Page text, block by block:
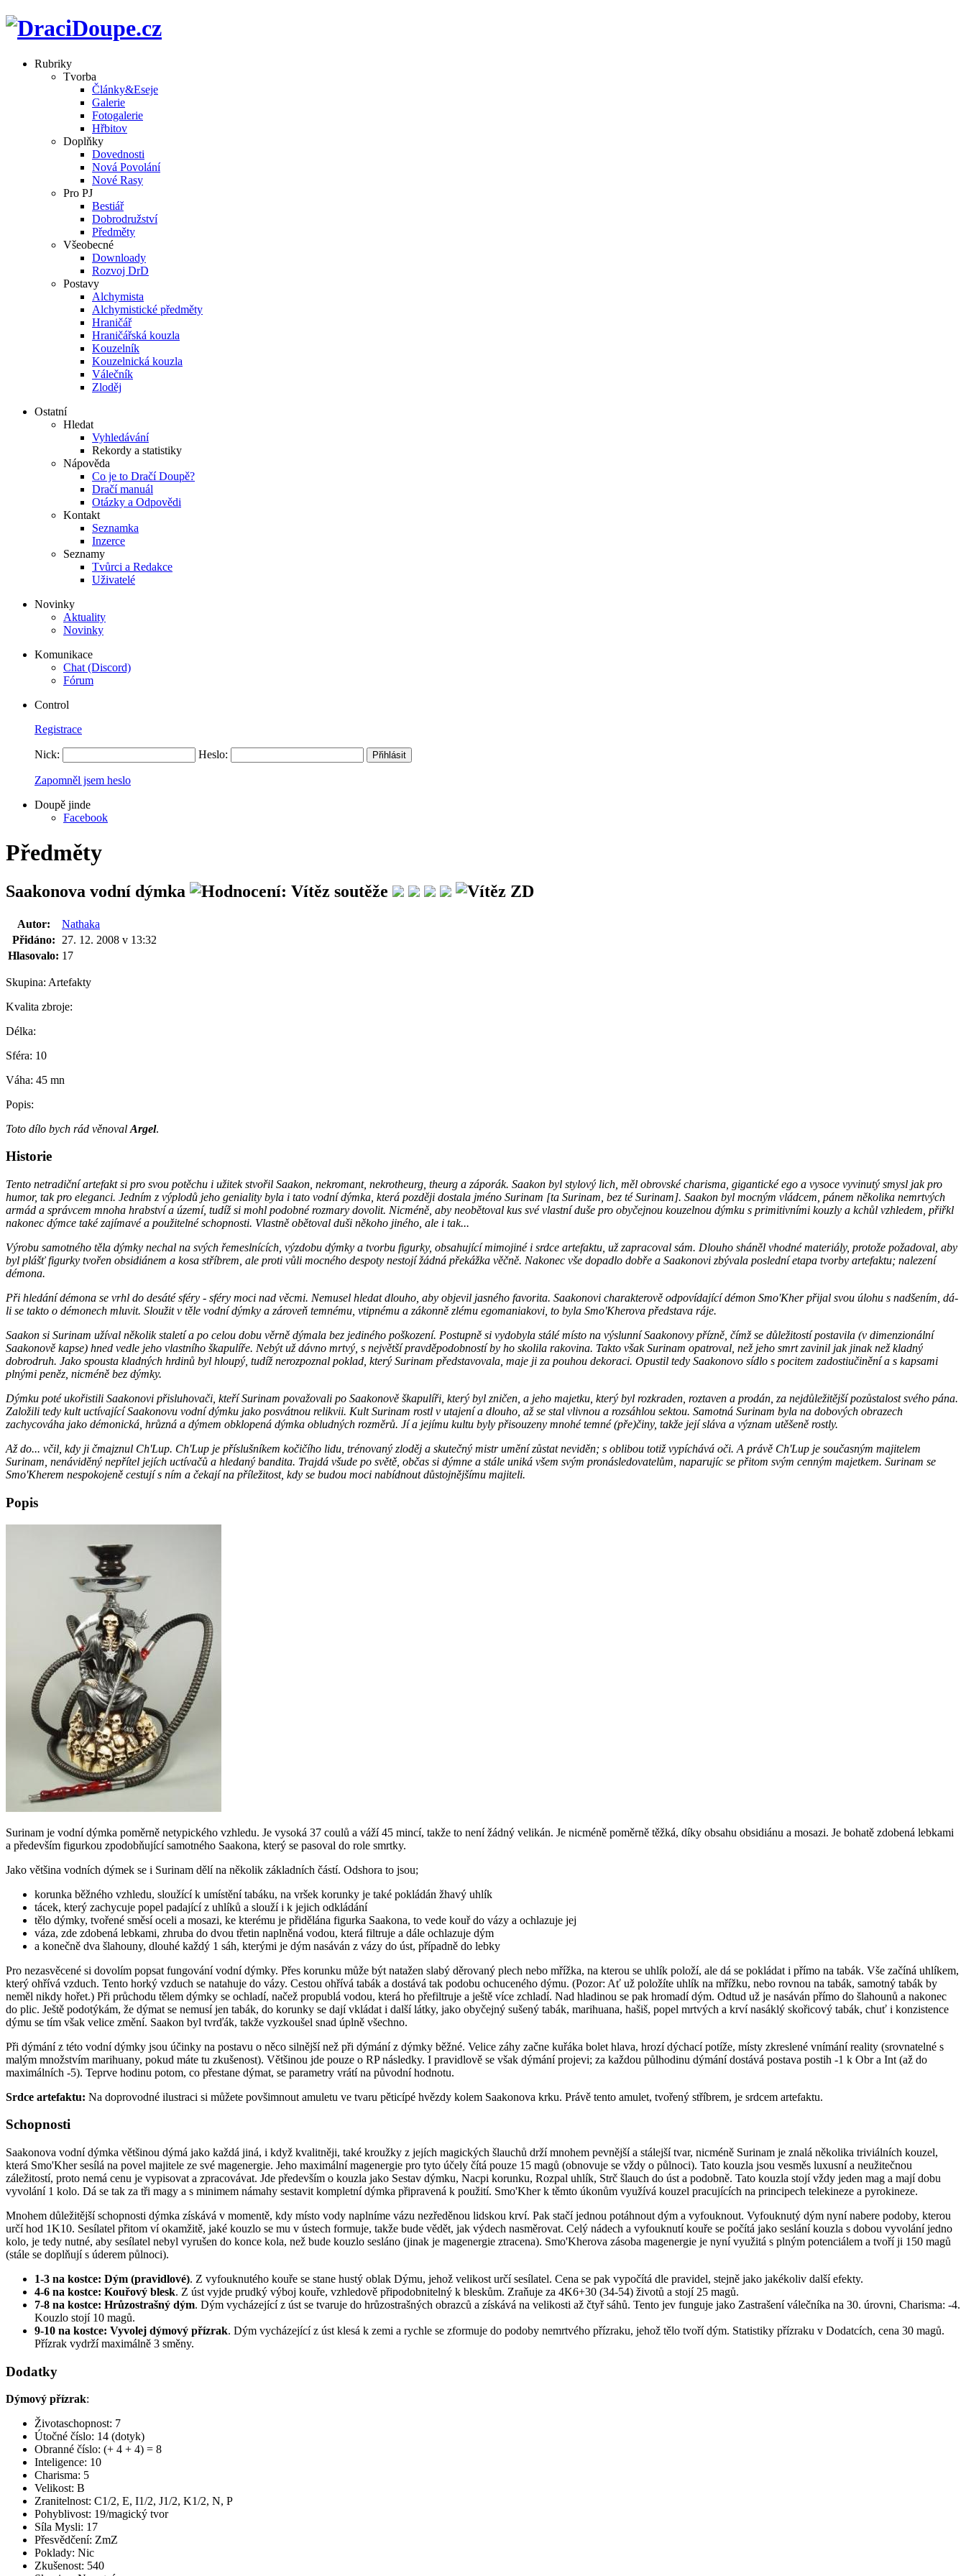
Rubriky
Tvorba
Články&Eseje
Galerie
Fotogalerie
Hřbitov
Doplňky
Dovednosti
Nová Povolání
Nové Rasy
Pro PJ
Bestiář
Dobrodružství
Předměty
Všeobecné
Downloady
Rozvoj DrD
Postavy
Alchymista
Alchymistické předměty
Hraničář
Hraničářská kouzla
Kouzelník
Kouzelnická kouzla
Válečník
Zloděj
Ostatní
Hledat
Vyhledávání
Rekordy a statistiky
Nápověda
Co je to Dračí Doupě?
Dračí manuál
Otázky a Odpovědi
Kontakt
Seznamka
Inzerce
Seznamy
Tvůrci a Redakce
Uživatelé
Novinky
Aktuality
Novinky
Komunikace
Chat (Discord)
Fórum
Control
Registrace
Nick: Heslo:
Zapomněl jsem heslo
Doupě jinde
Facebook
Předměty
Saakonova vodní dýmka
Autor:
Nathaka
Přidáno:
27. 12. 2008 v 13:32
Hlasovalo: 17
Skupina: Artefakty
Kvalita zbroje:
Délka:
Sféra: 10
Váha: 45 mn
Popis:
Toto dílo bych rád věnoval Argel.
Historie
Tento netradiční artefakt si pro svou potěchu i užitek stvořil Saakon, nekromant, nekrotheurg, theurg a záporák. Saakon byl stylový lich, měl obrovské charisma, gigantické ego a vysoce vyvinutý smysl jak pro
humor, tak pro eleganci. Jedním z výplodů jeho geniality byla i tato vodní dýmka, která později dostala jméno Surinam [ta Surinam, bez té Surinam]. Saakon byl mocným vládcem, pánem několika nemrtvých
armád a správcem mnoha hrabství a území, tudíž si mohl podobné rozmary dovolit. Nicméně, aby neobětoval kus své vlastní duše pro obyčejnou kouzelnou dýmku s primitivními kouzly a kchůl vzhledem, přiřkl
nakonec dýmce také zajímavé a použitelné schopnosti. Vlastně obětoval duši někoho jiného, ale i tak...
Výrobu samotného těla dýmky nechal na svých řemeslnících, výzdobu dýmky a tvorbu figurky, obsahující mimojiné i srdce artefaktu, už zapracoval sám. Dlouho sháněl vhodné materiály, protože požadoval, aby
byl plášť figurky tvořen obsidiánem a kosa stříbrem, ale proti vůli mocného despoty nestojí žádná překážka věčně. Nakonec vše dopadlo dobře a Saakonovi zbývala poslední etapa tvorby artefaktu; nalezení
démona.
Při hledání démona se vrhl do desáté sféry - sféry moci nad věcmi. Nemusel hledat dlouho, aby objevil jasného favorita. Saakonovi charakterově odpovídající démon Smo'Kher přijal svou úlohu s nadšením, dá-
li se takto o démonech mluvit. Sloužit v těle vodní dýmky a zároveň temnému, vtipnému a zákonně zlému egomaniakovi, to byla Smo'Kherova představa ráje.
Saakon si Surinam užíval několik staletí a po celou dobu věrně dýmala bez jediného poškození. Postupně si vydobyla stálé místo na výslunní Saakonovy přízně, čímž se důležitostí postavila (v dimenzionální
Saakonově kapse) hned vedle jeho vlastního škapulíře. Nebýt už dávno mrtvý, s největší pravděpodobností by ho skolila rakovina. Takto však Surinam opatroval, než jeho smrt zavinil jak jinak než kladný
dobrodruh. Jako spousta kladných hrdinů byl hloupý, tudíž nerozpoznal poklad, který Surinam představovala, maje ji za pouhou dekoraci. Opustil tedy Saakonovo sídlo s pocitem zadostiučinění a s kapsami
plnými peněz, nicméně bez dýmky.
Dýmku poté ukořistili Saakonovi přisluhovači, kteří Surinam považovali po Saakonově škapulíři, který byl zničen, a jeho majetku, který byl rozkraden, roztaven a prodán, za nejdůležitější pozůstalost svého pána.
Založili tedy kult uctívající Saakonovu vodní dýmku jako posvátnou relikvii. Kult Surinam rostl v utajení a dlouho, až se stal vlivnou a rozsáhlou sektou. Samotná Surinam byla na dobových obrazech
zachycováha jako démonická, hrůzná a dýmem obklopená dýmka obludných rozměrů. Jí a jejímu kultu byly přisouzeny mnohé temné (pře)činy, takže její sláva a význam utěšeně rostly.
Až do... včil, kdy ji čmajznul Ch'Lup. Ch'Lup je příslušníkem kočičího lidu, trénovaný zloděj a skutečný mistr umění zůstat neviděn; s oblibou totiž vypíchává oči. A právě Ch'Lup je současným majitelem
Surinam, nenáviděný nepřítel jejích uctívačů a hledaný bandita. Trajdá všude po světě, občas si dýmne a stále uniká všem svým pronásledovatelům, naparujíc se přitom svým cenným majetkem. Surinam se
Smo'Kherem nespokojeně cestují s ním a čekají na příležitost, kdy se budou moci nabídnout důstojnějšímu majiteli.
Popis
Surinam je vodní dýmka poměrně netypického vzhledu. Je vysoká 37 coulů a váží 45 mincí, takže to není žádný velikán. Je nicméně poměrně těžká, díky obsahu obsidiánu a mosazi. Je bohatě zdobená lebkami
a především figurkou zpodobňující samotného Saakona, který se pasoval do role smrtky.
Jako většina vodních dýmek se i Surinam dělí na několik základních částí. Odshora to jsou;
korunka běžného vzhledu, sloužící k umístění tabáku, na vršek korunky je také pokládán žhavý uhlík
tácek, který zachycuje popel padající z uhlíků a slouží i k jejich odkládání
tělo dýmky, tvořené směsí oceli a mosazi, ke kterému je přidělána figurka Saakona, to vede kouř do vázy a ochlazuje jej
váza, zde zdobená lebkami, zhruba do dvou třetin naplněná vodou, která filtruje a dále ochlazuje dým
a konečně dva šlahouny, dlouhé každý 1 sáh, kterými je dým nasáván z vázy do úst, případně do lebky
Pro nezasvěcené si dovolím popsat fungování vodní dýmky. Přes korunku může být natažen slabý děrovaný plech nebo mřížka, na kterou se uhlík položí, ale dá se pokládat i přímo na tabák. Vše začíná uhlíkem,
který ohřívá vzduch. Tento horký vzduch se natahuje do vázy. Cestou ohřívá tabák a dostává tak podobu ochuceného dýmu. (Pozor: Ať už položíte uhlík na mřížku, nebo rovnou na tabák, samotný tabák by
neměl nikdy hořet.) Při průchodu tělem dýmky se ochladí, načež propublá vodou, která ho přefiltruje a ještě více zchladí. Nad hladinou se pak hromadí dým. Odtud už je nasáván přímo do šlahounů a nakonec
do plic. Ještě podotýkám, že dýmat se nemusí jen tabák, do korunky se dají vkládat i další látky, jako obyčejný sušený tabák, marihuana, hašiš, popel mrtvých a krví nasáklý skořicový tabák, chuť i konzistence
dýmu se tím však velice změní. Saakon byl tvrďák, takže vyzkoušel snad úplně všechno.
Při dýmání z této vodní dýmky jsou účinky na postavu o něco silnější než při dýmání z dýmky běžné. Velice záhy začne kuřáka bolet hlava, hrozí dýchací potíže, místy zkreslené vnímání reality (srovnatelné s
malým množstvím marihuany, pokud máte tu zkušenost). Většinou jde pouze o RP následky. I pravidlově se však dýmání projevi; za každou půlhodinu dýmání dostává postava postih -1 k Obr a Int (až do
maximálních -5). Teprve hodinu potom, co přestane dýmat, se parametry vrátí na původní hodnotu.
Srdce artefaktu: Na doprovodné ilustraci si můžete povšimnout amuletu ve tvaru pěticípé hvězdy kolem Saakonova krku. Právě tento amulet, tvořený stříbrem, je srdcem artefaktu.
Schopnosti
Saakonova vodní dýmka většinou dýmá jako každá jiná, i když kvalitněji, také kroužky z jejích magických šlauchů drží mnohem pevnější a stálejší tvar, nicméně Surinam je znalá několika triviálních kouzel,
která Smo'Kher sesílá na povel majitele ze své magenergie. Jeho maximální magenergie pro tyto účely čítá pouze 15 magů (obnovuje se vždy o půlnoci). Tato kouzla jsou vesměs luxusní a neužitečnou
záležitostí, proto nemá cenu je vypisovat a zpracovávat. Jde především o kouzla jako Sestav dýmku, Nacpi korunku, Rozpal uhlík, Strč šlauch do úst a podobně. Tato kouzla stojí vždy jeden mag a mají dobu
vyvolání 1 kolo. Dá se tak za tři magy a s minimem námahy sestavit kompletní dýmka připravená k použití. Smo'Kher k těmto úkonům využívá kouzel pracujících na principech telekineze a pyrokineze.
Mnohem důležitější schopnosti dýmka získává v momentě, kdy místo vody naplníme vázu nezředěnou lidskou krví. Pak stačí jednou potáhnout dým a vyfouknout. Vyfouknutý dým nyní nabere podoby, kterou
určí hod 1K10. Sesílatel přitom ví okamžitě, jaké kouzlo se mu v ústech formuje, takže bude vědět, jak výdech nasměrovat. Celý nádech a vyfouknutí kouře se počítá jako seslání kouzla s dobou vyvolání jedno
kolo, je tedy nutné, aby sesílatel nebyl vyrušen do konce kola, než bude kouzlo sesláno (jinak je magenergie ztracena). Smo'Kherova zásoba magenergie je nyní využitá s plným potenciálem a tvoří ji 150 magů
(stále se doplňují s úderem půlnoci).
1-3 na kostce: Dým (pravidlové). Z vyfouknutého kouře se stane hustý oblak Dýmu, jehož velikost určí sesílatel. Cena se pak vypočítá dle pravidel, stejně jako jakékoliv další efekty.
4-6 na kostce: Kouřový blesk. Z úst vyjde prudký výboj kouře, vzhledově připodobnitelný k bleskům. Zraňuje za 4K6+30 (34-54) životů a stojí 25 magů.
7-8 na kostce: Hrůzostrašný dým. Dým vycházející z úst se tvaruje do hrůzostrašných obrazců a získává na velikosti až čtyř sáhů. Tento jev funguje jako Zastrašení válečníka na 30. úrovni, Charisma: -4.
Kouzlo stojí 10 magů.
9-10 na kostce: Vyvolej dýmový přízrak. Dým vycházející z úst klesá k zemi a rychle se zformuje do podoby nemrtvého přízraku, jehož tělo tvoří dým. Statistiky přízraku v Dodatcích, cena 30 magů.
Přízrak vydrží maximálně 3 směny.
Dodatky
Dýmový přízrak:
Životaschopnost: 7
Útočné číslo: 14 (dotyk)
Obranné číslo: (+ 4 + 4) = 8
Inteligence: 10
Charisma: 5
Velikost: B
Zranitelnost: C1/2, E, I1/2, J1/2, K1/2, N, P
Pohyblivost: 19/magický tvor
Síla Mysli: 17
Přesvědčení: ZmZ
Poklady: Nic
Zkušenost: 540